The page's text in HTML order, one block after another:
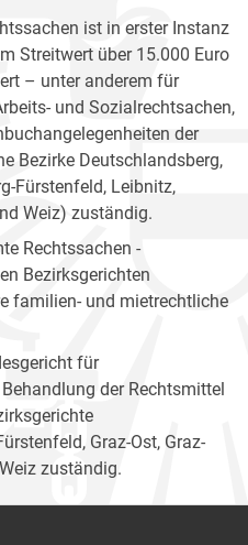
ist in erster Instanz
Streitwert über 15.000 Euro
– unter anderem für
und Sozialrechtsachen,
der
Bezirke Deutschlandsberg,
Fürstenfeld, Leibnitz,
Weiz) zuständig.
Rechtssachen -
Bezirksgerichten
familien- und mietrechtliche
für
der Rechtsmittel
Graz-Ost, Graz-
zuständig.